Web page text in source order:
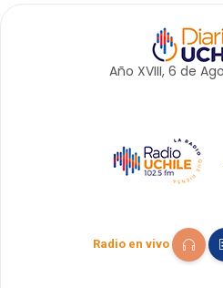
Año XVIII, 6 de
Radio en vivo